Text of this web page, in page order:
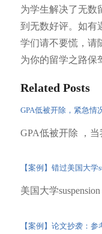
为学生解决了无数
到无数好评。如有
学们请不要慌，请
为你的留学之路保
Related Posts
GPA低被开除，紧急情
GPA低被开除 ，
【案例】错过美国大学
美国大学
【案例】论文抄袭：